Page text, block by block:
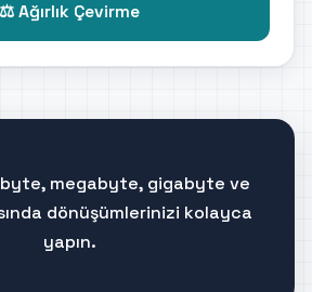
⚖️ Ağırlık Çevirme
megabyte, gigabyte ve
dönüşümlerinizi kolayca
yapın.